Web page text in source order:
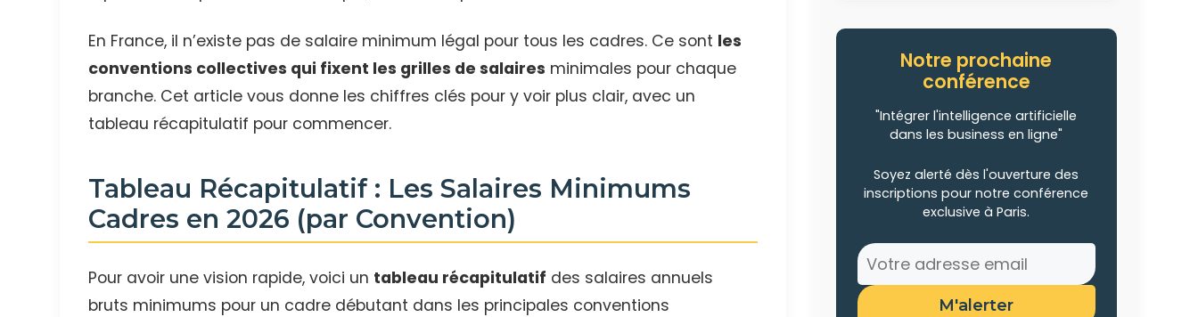
En France, il n’existe pas de salaire minimum légal pour tous les cadres. Ce sont les
conventions collectives qui fixent les grilles de salaires minimales pour chaque
branche. Cet article vous donne les chiffres clés pour y voir plus clair, avec un
tableau récapitulatif pour commencer.
Tableau Récapitulatif : Les Salaires Minimums
Cadres en 2026 (par Convention)
Pour avoir une vision rapide, voici un tableau récapitulatif des salaires annuels
bruts minimums pour un cadre débutant dans les principales conventions
Notre prochaine
conférence
"Intégrer l'intelligence artificielle
dans les business en ligne"
Soyez alerté dès l'ouverture des
inscriptions pour notre conférence
exclusive à Paris.
M'alerter